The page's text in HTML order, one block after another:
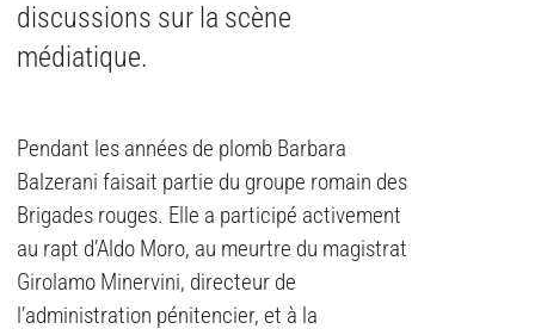
discussions sur la scène
médiatique.
Pendant les années de plomb Barbara
Balzerani faisait partie du groupe romain des
Brigades rouges. Elle a participé activement
au rapt d’Aldo Moro, au meurtre du magistrat
Girolamo Minervini, directeur de
l’administration pénitencier, et à la